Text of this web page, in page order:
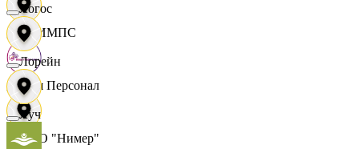
ОЛИМПС
Ваш Персонал
ООО "Нимер"
Логос
Лорейн
Луч